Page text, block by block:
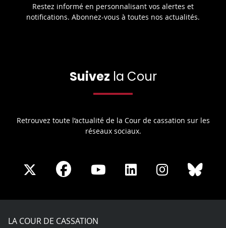
Restez informé en personnalisant vos alertes et
notifications. Abonnez-vous à toutes nos actualités.
Suivez la Cour
Retrouvez toute l’actualité de la Cour de cassation sur les
réseaux sociaux.
Share
X
Share
Facebook
Share
Youtube
Share
LinkedIn
Share
Instagram
LA COUR DE CASSATION